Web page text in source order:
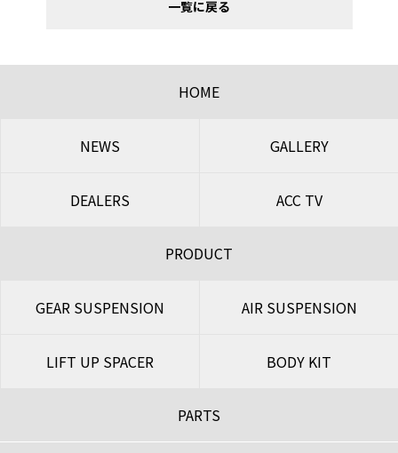
一覧に戻る
HOME
NEWS GALLERY
DEALERS ACC TV
PRODUCT
GEAR SUSPENSION AIR SUSPENSION
LIFT UP SPACER BODY KIT
PARTS